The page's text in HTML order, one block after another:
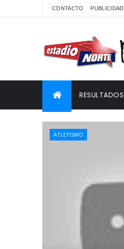
CONTACTO PUBLICIDAD
RESULTADOS
ATLETISMO